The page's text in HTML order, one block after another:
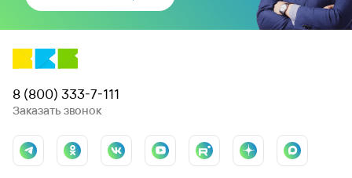
8 (800) 333-7-111
Заказать звонок